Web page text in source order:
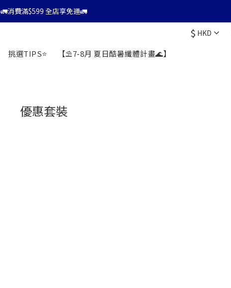
⭐會員消費滿$599享9折優惠⭐
🚛消費滿$599 全店享免運🚛
$ HKD
挑選TIPS⭐ 【⛱️7-8月 夏日酷暑纖體計畫🌊】
優惠套裝